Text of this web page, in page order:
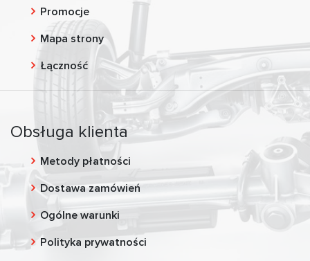
Promocje
Mapa strony
Łączność
Obsługa klienta
Metody płatności
Dostawa zamówień
Ogólne warunki
Polityka prywatności